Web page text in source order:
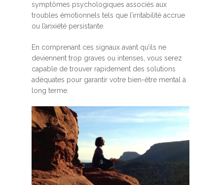
symptômes psychologiques associés aux
troubles émotionnels tels que l’irritabilité accrue
ou l’anxiété persistante.
En comprenant ces signaux avant qu’ils ne
deviennent trop graves ou intenses, vous serez
capable de trouver rapidement des solutions
adéquates pour garantir votre bien-être mental à
long terme.